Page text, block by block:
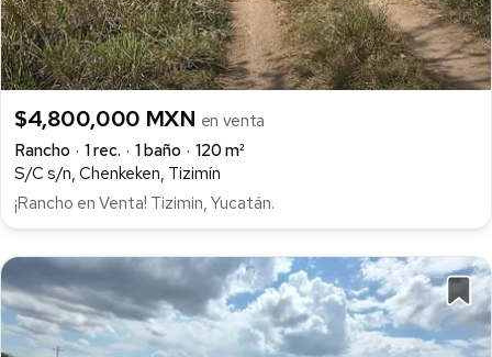
$4,800,000 MXN en venta
Rancho
1 rec. 1 baño
120 m²
S/C s/n, Chenkeken, Tizimín
¡Rancho en Venta! Tizimin, Yucatán.